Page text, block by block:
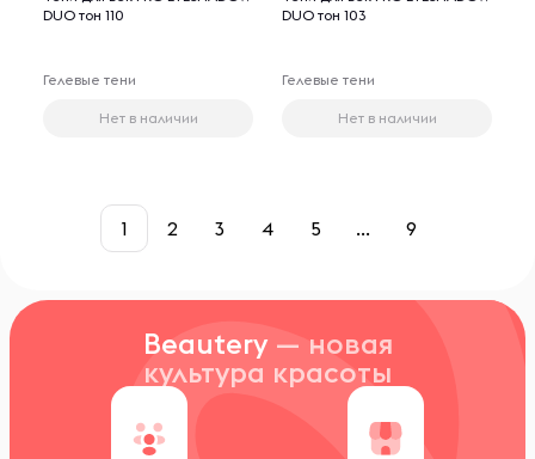
DUO тон 110
Гелевые тени
Нет в наличии
DUO тон 103
Гелевые тени
Нет в наличии
1 2 3 4 5 ... 9
Beautery — новая
культура красоты